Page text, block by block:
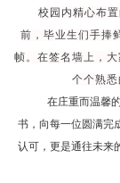
校园内精心布
前，毕业生们手捧
帧。在签名墙上，
个个熟悉
在庄重而温馨
书，向每一位圆满完
认可，更是通往未来